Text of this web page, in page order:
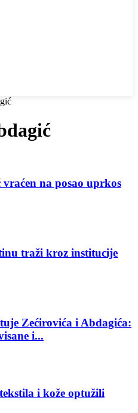
na posao uprkos
traži kroz institucije
Zećirovića i Abdagića:
i...
i kože optužili